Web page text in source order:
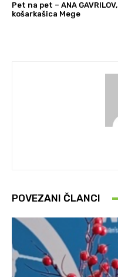
Pet na pet – ANA GAVRILOV,
košarkašica Mege
POVEZANI ČLANCI